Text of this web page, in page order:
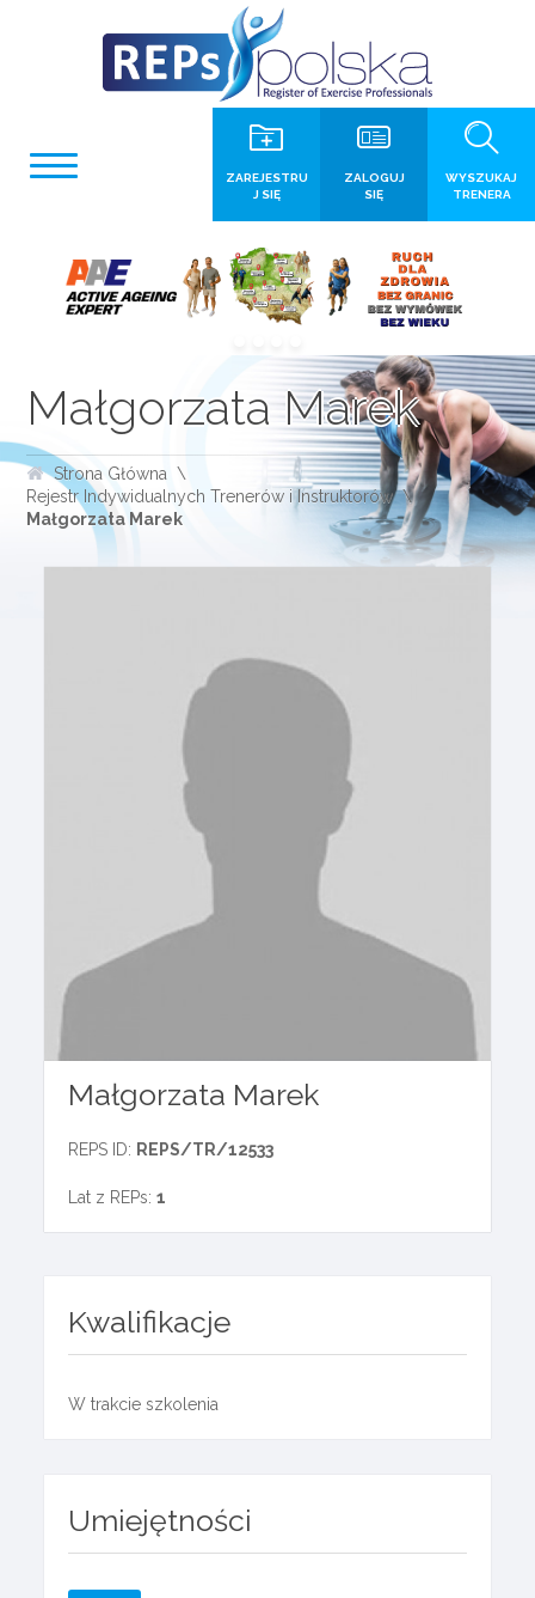
WYSZUKAJ
TRENERA
ZALOGUJ
SIĘ
ZAREJESTRU
J SIĘ
Małgorzata Marek
Strona Główna
Rejestr Indywidualnych Trenerów i Instruktorów
Małgorzata Marek
Małgorzata Marek
REPS ID: REPS/TR/12533
Lat z REPs:1
Kwalifikacje
W trakcie szkolenia
Umiejętności